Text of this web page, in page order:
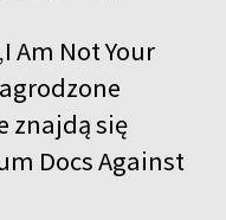
Am Not Your
znajdą się
Docs Against